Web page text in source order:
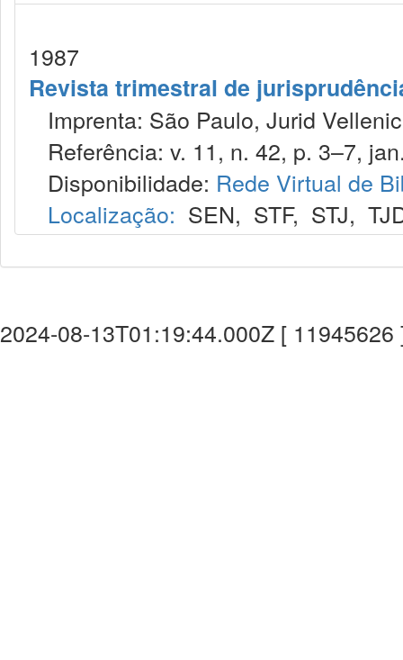
1987
Revista trimestral de
Imprenta: São Paulo, Jurid
Referência: v. 11, n. 42, p. 3–7,
Disponibilidade: Rede Virtual de
Localização: SEN, STF, STJ,
2024-08-13T01:19:44.000Z [ 11945626